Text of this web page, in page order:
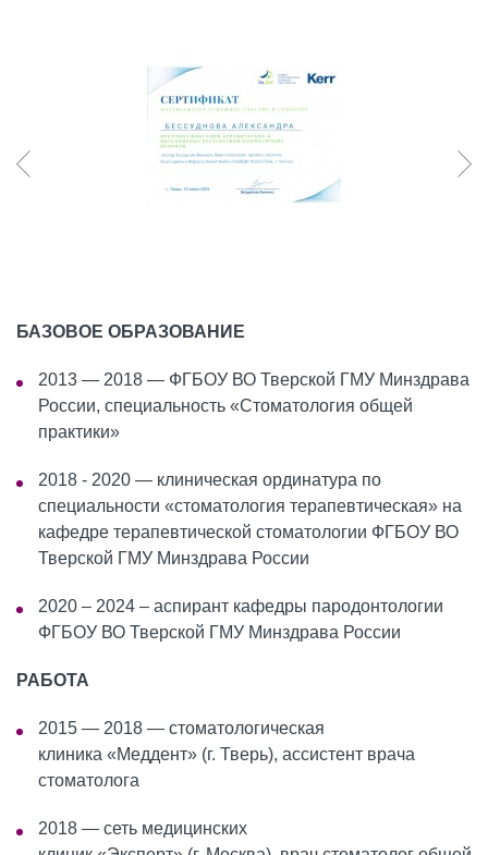
БАЗОВОЕ ОБРАЗОВАНИЕ
2013 — 2018 — ФГБОУ ВО Тверской ГМУ Минздрава
России, специальность «Стоматология общей
практики»
2018 - 2020 — клиническая ординатура по
специальности «стоматология терапевтическая» на
кафедре терапевтической стоматологии ФГБОУ ВО
Тверской ГМУ Минздрава России
2020 – 2024 – аспирант кафедры пародонтологии
ФГБОУ ВО Тверской ГМУ Минздрава России
РАБОТА
2015 — 2018 — стоматологическая
клиника «Меддент» (г. Тверь), ассистент врача
стоматолога
2018 — сеть медицинских